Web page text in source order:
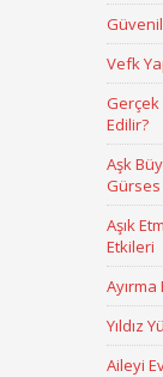
Vefk
Gerçek
Edilir?
Aşk
Gürses
Aşık
Etkileri
Ayırma
Yıldız
Aileyi